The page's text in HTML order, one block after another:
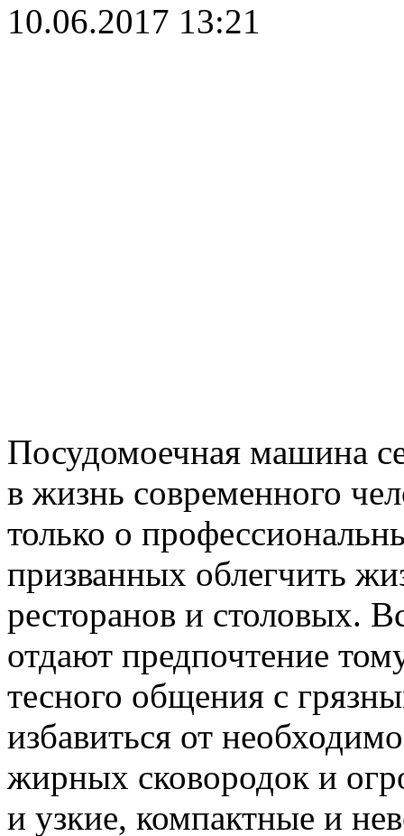
10.06.2017 13:21
Посудомоечная машина
в жизнь современного
только о
призванных облегчить
ресторанов и столовых.
отдают предпочтение
тесного общения с
избавиться от
жирных сковородок и
и узкие, компактные и